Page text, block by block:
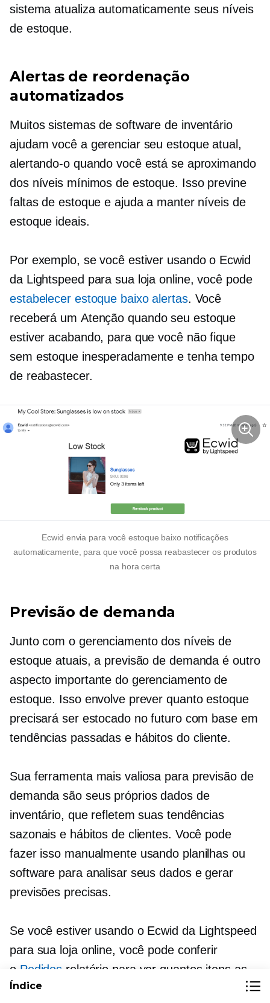
sistema atualiza automaticamente seus níveis
de estoque.
Alertas de reordenação
automatizados
Muitos sistemas de software de inventário
ajudam você a gerenciar seu estoque atual,
alertando-o quando você está se aproximando
dos níveis mínimos de estoque. Isso previne
faltas de estoque e ajuda a manter níveis de
estoque ideais.
Por exemplo, se você estiver usando o Ecwid
da Lightspeed para sua loja online, você pode
estabelecer estoque baixoalertas. Você
receberá um Atenção quando seu estoque
estiver acabando, para que você não fique
sem estoque inesperadamente e tenha tempo
de reabastecer.
Ecwid envia para vocêestoque baixo notificações
automaticamente, para que você possa reabastecer os produtos
na hora certa
Previsão de demanda
Junto com o gerenciamento dos níveis de
estoque atuais, a previsão de demanda é outro
aspecto importante do gerenciamento de
estoque. Isso envolve prever quanto estoque
precisará ser estocado no futuro com base em
tendências passadas e hábitos do cliente.
Sua ferramenta mais valiosa para previsão de
demanda são seus próprios dados de
inventário, que refletem suas tendências
sazonais e hábitos de clientes. Você pode
fazer isso manualmente usando planilhas ou
software para analisar seus dados e gerar
previsões precisas.
Se você estiver usando o Ecwid da Lightspeed
para sua loja online, você pode conferir
o Pedidos relatório para ver quantos itens as
pessoas normalmente compram, quantos você
Índice